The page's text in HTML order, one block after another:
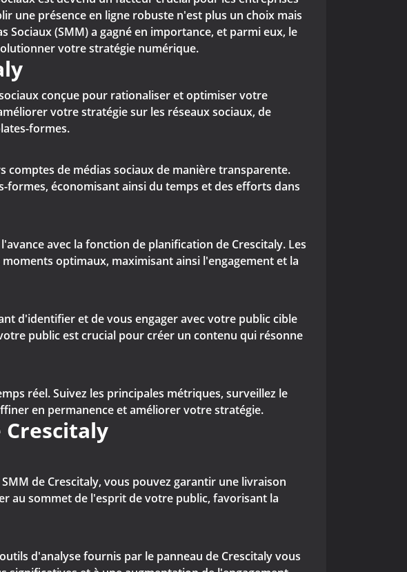
une présence en ligne robuste n'est plus un choix mais
Sociaux (SMM) a gagné en importance, et parmi eux, le
votre stratégie numérique.
conçue pour rationaliser et optimiser votre
votre stratégie sur les réseaux sociaux, de
formes.
comptes de médias sociaux de manière transparente.
économisant ainsi du temps et des efforts dans
avec la fonction de planification de Crescitaly. Les
optimaux, maximisant ainsi l'engagement et la
d'identifier et de vous engager avec votre public cible
public est crucial pour créer un contenu qui résonne
réel. Suivez les principales métriques, surveillez le
en permanence et améliorer votre stratégie.
Crescitaly
de Crescitaly, vous pouvez garantir une livraison
au sommet de l'esprit de votre public, favorisant la
d'analyse fournis par le panneau de Crescitaly vous